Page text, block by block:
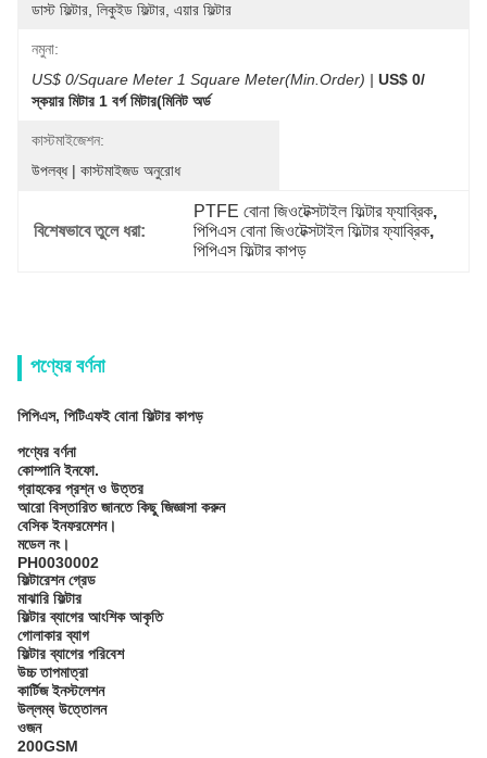
ডাস্ট ফিল্টার, লিকুইড ফিল্টার, এয়ার ফিল্টার
নমুনা:
US$ 0/Square Meter 1 Square Meter(Min.Order) | US$ 0/
স্কয়ার মিটার 1 বর্গ মিটার(মিনিট অর্ড
কাস্টমাইজেশন:
উপলব্ধ | কাস্টমাইজড অনুরোধ
বিশেষভাবে তুলে ধরা:
PTFE বোনা জিওটেক্সটাইল ফিল্টার ফ্যাব্রিক,
পিপিএস বোনা জিওটেক্সটাইল ফিল্টার ফ্যাব্রিক,
পিপিএস ফিল্টার কাপড়
পণ্যের বর্ণনা
পিপিএস, পিটিএফই বোনা ফিল্টার কাপড়
পণ্যের বর্ণনা
কোম্পানি ইনফো.
গ্রাহকের প্রশ্ন ও উত্তর
আরো বিস্তারিত জানতে কিছু জিজ্ঞাসা করুন
বেসিক ইনফরমেশন।
মডেল নং।
PH0030002
ফিল্টারেশন গ্রেড
মাঝারি ফিল্টার
ফিল্টার ব্যাগের আংশিক আকৃতি
গোলাকার ব্যাগ
ফিল্টার ব্যাগের পরিবেশ
উচ্চ তাপমাত্রা
কার্টিজ ইনস্টলেশন
উল্লম্ব উত্তোলন
ওজন
200GSM